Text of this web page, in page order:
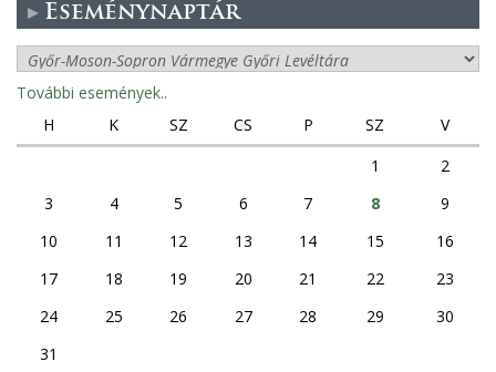
Eseménynaptár
További események..
H
K SZ CS P SZ
V
1
2
3
4 5 6 7 8
9
10
11 12 13 14 15
16
17
18 19 20 21 22
23
24
25 26 27 28 29
30
31